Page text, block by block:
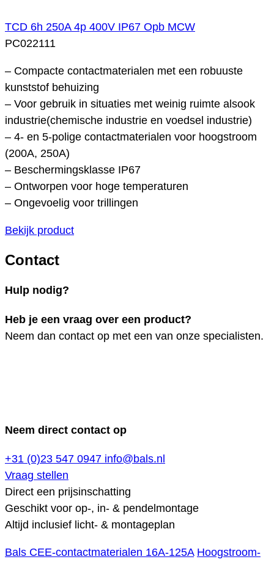
TCD 6h 250A 4p 400V IP67 Opb MCW
PC022111
– Compacte contactmaterialen met een robuuste
kunststof behuizing
– Voor gebruik in situaties met weinig ruimte alsook
industrie(chemische industrie en voedsel industrie)
– 4- en 5-polige contactmaterialen voor hoogstroom
(200A, 250A)
– Beschermingsklasse IP67
– Ontworpen voor hoge temperaturen
– Ongevoelig voor trillingen
Bekijk product
Contact
Hulp nodig?
Heb je een vraag over een product?
Neem dan contact op met een van onze specialisten.
Neem direct contact op
+31 (0)23 547 0947 info@bals.nl
Vraag stellen
Direct een prijsinschatting
Geschikt voor op-, in- & pendelmontage
Altijd inclusief licht- & montageplan
Bals CEE-contactmaterialen 16A-125A Hoogstroom-